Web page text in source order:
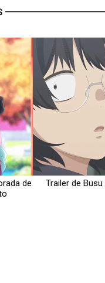
de
Trailer de